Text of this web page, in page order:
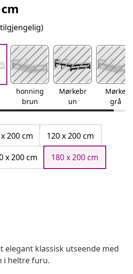
honning
brun
Mørkebr
un
Mørke
grå
200 cm
120 x 200 cm
x 200 cm
180 x 200 cm
elegant klassisk utseende med
i heltre furu.